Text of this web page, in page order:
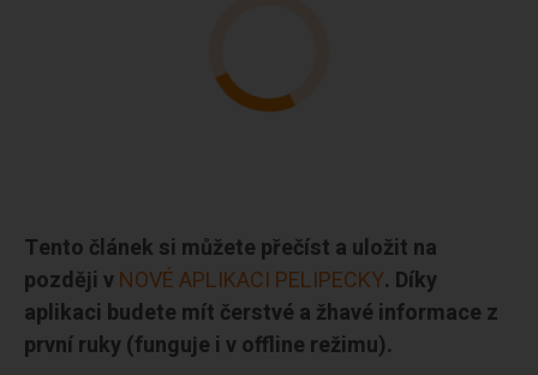
Tento článek si můžete přečíst a uložit na
později vNOVÉ APLIKACI PELIPECKY. Díky
aplikaci budete mít čerstvé a žhavé informace z
první ruky (funguje i v offline režimu).